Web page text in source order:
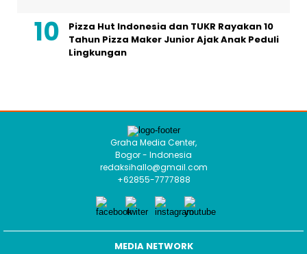
Pizza Hut Indonesia dan TUKR Rayakan 10
Tahun Pizza Maker Junior Ajak Anak Peduli
Lingkungan
Graha Media Center,
Bogor - Indonesia
redaksihallo@gmail.com
+62855-7777888
MEDIA NETWORK